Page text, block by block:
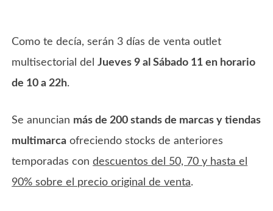
Como te decía, serán 3 días de venta outlet
multisectorial delJueves 9 al Sábado 11 en horario
de 10 a 22h.
Se anuncian más de 200 stands de marcas y tiendas
multimarca ofreciendo stocks de anteriores
temporadas condescuentos del 50, 70 y hasta el
90% sobre el precio original de venta.